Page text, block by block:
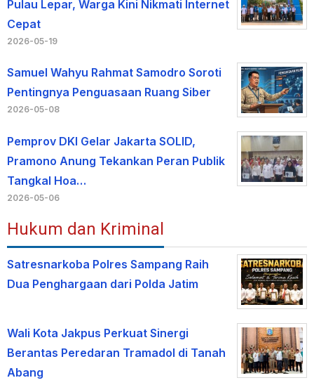
Pulau Lepar, Warga Kini Nikmati Internet
Cepat
2026-05-19
Samuel Wahyu Rahmat Samodro Soroti
Pentingnya Penguasaan Ruang Siber
2026-05-08
Pemprov DKI Gelar Jakarta SOLID,
Pramono Anung Tekankan Peran Publik
Tangkal Hoa…
2026-05-06
Hukum dan Kriminal
Satresnarkoba Polres Sampang Raih
Dua Penghargaan dari Polda Jatim
Wali Kota Jakpus Perkuat Sinergi
Berantas Peredaran Tramadol di Tanah
Abang